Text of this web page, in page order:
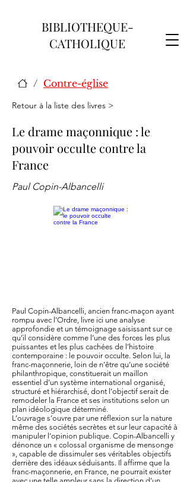
BIBLIOTHEQUE-
CATHOLIQUE
/ Contre-église
Retour à la liste des livres >
Le drame maçonnique : le
pouvoir occulte contre la
France
Paul Copin-Albancelli
Paul Copin-Albancelli, ancien franc-maçon ayant
rompu avec l’Ordre, livre ici une analyse
approfondie et un témoignage saisissant sur ce
qu’il considère comme l’une des forces les plus
puissantes et les plus cachées de l’histoire
contemporaine : le pouvoir occulte. Selon lui, la
franc-maçonnerie, loin de n’être qu’une société
philanthropique, constituerait un maillon
essentiel d’un système international organisé,
structuré et hiérarchisé, dont l’objectif serait de
remodeler la France et ses institutions selon un
plan idéologique déterminé.
L’ouvrage s’ouvre par une réflexion sur la nature
même des sociétés secrètes et sur leur capacité à
manipuler l’opinion publique. Copin-Albancelli y
dénonce un « colossal organisme de mensonge
», capable de dissimuler ses véritables objectifs
derrière des idéaux séduisants. Il affirme que la
franc-maçonnerie, en France, ne pourrait exister